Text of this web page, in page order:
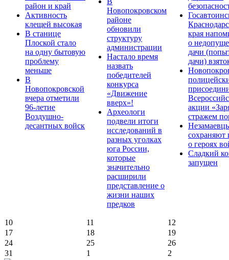
район и край
Активность
клещей высокая
В станице
Плоской стало
на одну бытовую
проблему
меньше
В
Новопокровской
вчера отметили
96-летие
Воздушно-
десантных войск
Новопокровском
районе
обновили
структуру
администрации
Настало время
назвать
победителей
конкурса
«Движение
вверх»!
Археологи
подвели итоги
исследований в
разных уголках
юга России,
которые
значительно
расширили
представление о
жизни наших
предков
края
о
дачи
дачи)
акции
стражем
сохраняют
о героях
Сладкий
запущен
10 11
12
17
18
19
24
25
26
31
1 2